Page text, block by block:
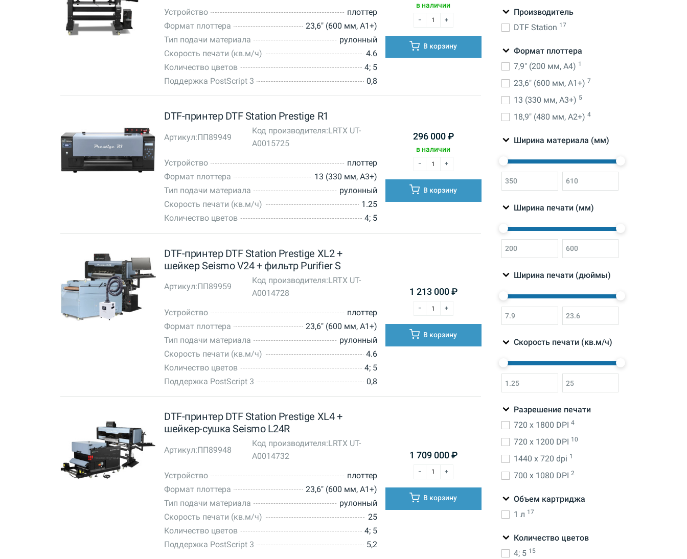
Устройство
плоттер
Формат плоттера
23,6" (600 мм, А1+)
Тип подачи материала
рулонный
Скорость печати (кв.м/ч)
4.6
Количество цветов
4; 5
Поддержка PostScript 3
0,8
в наличии
В корзину
DTF-принтер DTF Station Prestige R1
Артикул:ПП89949
Код производителя:LRTX UT-
A0015725
Устройство
плоттер
Формат плоттера
13 (330 мм, А3+)
Тип подачи материала
рулонный
Скорость печати (кв.м/ч)
1.25
Количество цветов
4; 5
296 000 ₽
в наличии
В корзину
DTF-принтер DTF Station Prestige XL2 +
шейкер Seismo V24 + фильтр Purifier S
Артикул:ПП89959
Код производителя:LRTX UT-
A0014728
Устройство
плоттер
Формат плоттера
23,6" (600 мм, А1+)
Тип подачи материала
рулонный
Скорость печати (кв.м/ч)
4.6
Количество цветов
4; 5
Поддержка PostScript 3
0,8
1 213 000 ₽
В корзину
DTF-принтер DTF Station Prestige XL4 +
шейкер-сушка Seismo L24R
Артикул:ПП89948
Код производителя:LRTX UT-
A0014732
Устройство
плоттер
Формат плоттера
23,6" (600 мм, А1+)
Тип подачи материала
рулонный
Скорость печати (кв.м/ч)
25
Количество цветов
4; 5
Поддержка PostScript 3
5,2
1 709 000 ₽
В корзину
Производитель
DTF Station 17
Формат плоттера
7,9" (200 мм, А4) 1
23,6" (600 мм, А1+) 7
13 (330 мм, А3+) 5
18,9" (480 мм, А2+) 4
Ширина материала (мм)
Ширина печати (мм)
Ширина печати (дюймы)
Скорость печати (кв.м/ч)
Разрешение печати
720 x 1800 DPI 4
720 x 1200 DPI 10
1440 x 720 dpi 1
700 x 1080 DPI 2
Объем картриджа
1 л 17
Количество цветов
4; 5 15